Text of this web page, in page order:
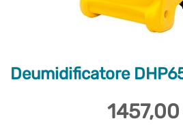
Deumidificatore